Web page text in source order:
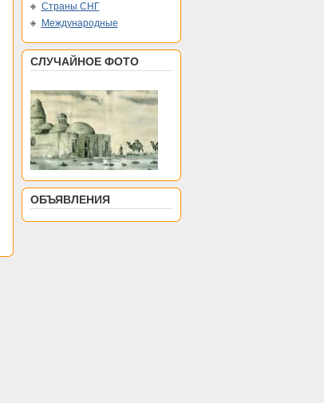
Страны СНГ
Международные
СЛУЧАЙНОЕ ФОТО
ОБЪЯВЛЕНИЯ